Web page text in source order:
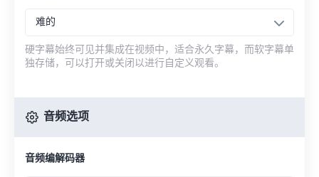
难的
硬字幕始终可见并集成在视频中，适合永久字幕，而软字幕单
独存储，可以打开或关闭以进行自定义观看。
音频选项
音频编解码器